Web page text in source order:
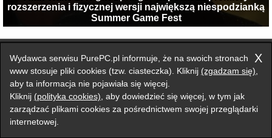
rozszerzenia i fizycznej wersji największą niespodzianką
Summer Game Fest
Przełącz na wersję klasyczną strony
Zgłoś błąd na stronie
Forum
Redakcja Reklama
X
Wydawca serwisu PurePC.pl informuje, że na swoich stronach
www stosuje pliki cookies (tzw. ciasteczka). Kliknij (zgadzam się)
aby ta informacja nie pojawiała się więcej.
Kliknij (polityka cookies) , aby dowiedzieć się więcej, w tym jak
zarządzać plikami cookies za pośrednictwem swojej przeglądarki
internetowej.